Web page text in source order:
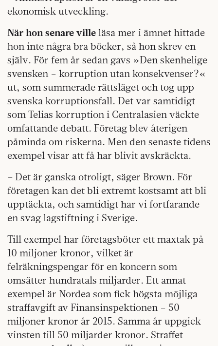
ekonomisk utveckling.
När hon senare ville läsa mer i ämnet hittade
hon inte några bra böcker, så hon skrev en
själv. För fem år sedan gavs »Den skenhelige
svensken – korruption utan konsekvenser?«
ut, som summerade rättsläget och tog upp
svenska korruptionsfall. Det var samtidigt
som Telias korruption i Centralasien väckte
omfattande debatt. Företag blev återigen
påminda om riskerna. Men den senaste tidens
exempel visar att få har blivit avskräckta.
– Det är ganska otroligt, säger Brown. För
företagen kan det bli extremt kostsamt att bli
upptäckta, och samtidigt har vi fortfarande
en svag lagstiftning i Sverige.
Till exempel har företagsböter ett maxtak på
10 miljoner kronor, vilket är
felräkningspengar för en koncern som
omsätter hundratals miljarder. Ett annat
exempel är Nordea som fick högsta möjliga
straffavgift av Finansinspektionen – 50
miljoner kronor år 2015. Samma år uppgick
vinsten till 50 miljarder kronor. Straffet